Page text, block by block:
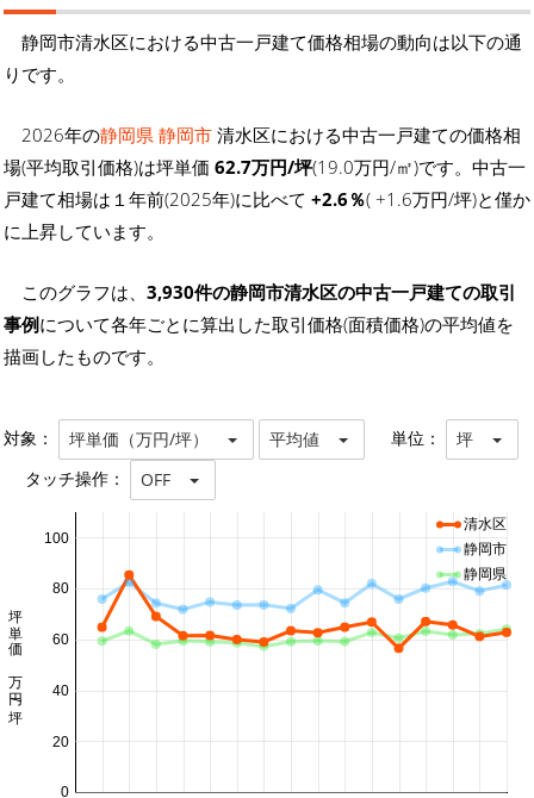
静岡市清水区における中古一戸建て価格相場の動向は以下の通
りです。
2026年の静岡県 静岡市 清水区における中古一戸建ての価格相
場(平均取引価格)は坪単価 62.7万円/坪(19.0万円/㎡)です。中古一
戸建て相場は１年前(2025年)に比べて +2.6％( +1.6万円/坪)と僅か
に上昇しています。
このグラフは、 3,930件の静岡市清水区の中古一戸建ての取引
事例について各年ごとに算出した取引価格(面積価格)の平均値を
描画したものです。
対象： 坪単価（万円/坪） 平均値 単位： 坪
タッチ操作： OFF
0
20
40
60
80
100
坪単価 万円/坪
清水区
静岡市
静岡県